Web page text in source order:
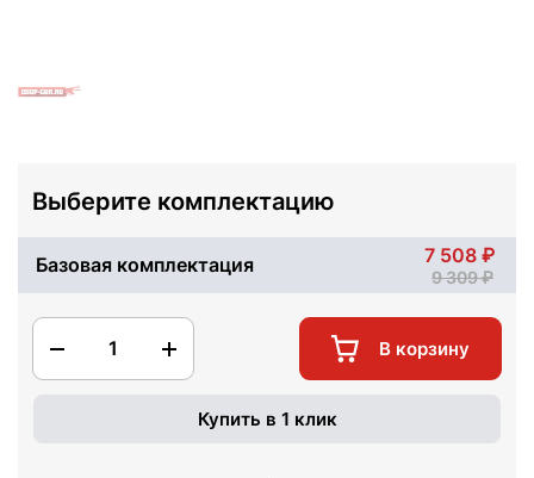
Выберите комплектацию
Базовая комплектация 7 508
9 309
1 В корзину
Купить в 1 клик